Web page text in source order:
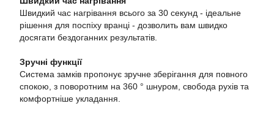
Швидкий час нагрівання всього за 30 секунд - ідеальне
рішення для поспіху вранці - дозволить вам швидко
досягати бездоганних результатів.
Зручні функції
Система замків пропонує зручне зберігання для повного
спокою, з поворотним на 360 ° шнуром, свобода рухів та
комфортніше укладання.